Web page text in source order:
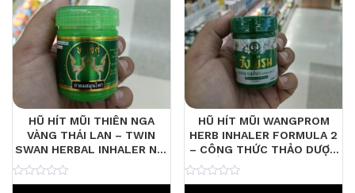
HŨ HÍT MŨI THIÊN NGA
VÀNG THÁI LAN – TWIN
SWAN HERBAL INHALER NỘI
ĐỊA NOVOLIFE
0
HŨ HÍT MŨI WANGPROM
HERB INHALER FORMULA 2
– CÔNG THỨC THẢO DƯỢC
CỔ TRUYỀN THÁI LAN
0